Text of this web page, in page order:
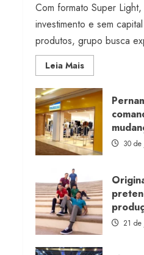
Com formato Super
investimento e sem
produtos, grupo busca
Leia MaisRead
more
Morena
Rosa
lança
franquia
com
estoque
consignado
30
21